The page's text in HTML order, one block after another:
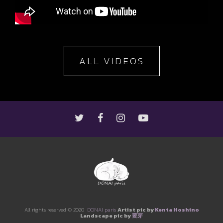
ALL VIDEOS
All rights reserved © 2020 DONAI paris Artist pic byKenta Hoshino
Landscape pic by要芽